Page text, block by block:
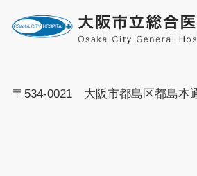
〒534-0021 大阪市都島区都島本